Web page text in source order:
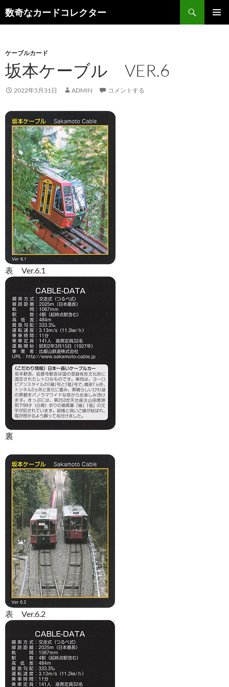
ン
ツ
へ
ス
キ
プ
数奇なカードコレクター
検
索
ケーブルカード
坂本ケーブル VER.6
2022年5月31日 ADMIN コメントする
表 Ver.6.1
裏
表 Ver.6.2